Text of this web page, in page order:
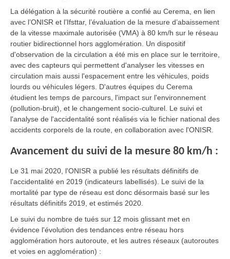
La délégation à la sécurité routière a confié au Cerema, en lien
avec l’ONISR et l’Ifsttar, l’évaluation de la mesure d’abaissement
de la vitesse maximale autorisée (VMA) à 80 km/h sur le réseau
routier bidirectionnel hors agglomération. Un dispositif
d'observation de la circulation a été mis en place sur le territoire,
avec des capteurs qui permettent d'analyser les vitesses en
circulation mais aussi l'espacement entre les véhicules, poids
lourds ou véhicules légers. D'autres équipes du Cerema
étudient les temps de parcours, l'impact sur l'environnement
(pollution-bruit), et le changement socio-culturel. Le suivi et
l'analyse de l'accidentalité sont réalisés via le fichier national des
accidents corporels de la route, en collaboration avec l'ONISR.
Avancement du suivi de la mesure 80 km/h :
Le 31 mai 2020, l'ONISR a publié les résultats définitifs de
l'accidentalité en 2019 (indicateurs labellisés). Le suivi de la
mortalité par type de réseau est donc désormais basé sur les
résultats définitifs 2019, et estimés 2020.
Le suivi du nombre de tués sur 12 mois glissant met en
évidence l'évolution des tendances entre réseau hors
agglomération hors autoroute, et les autres réseaux (autoroutes
et voies en agglomération) :